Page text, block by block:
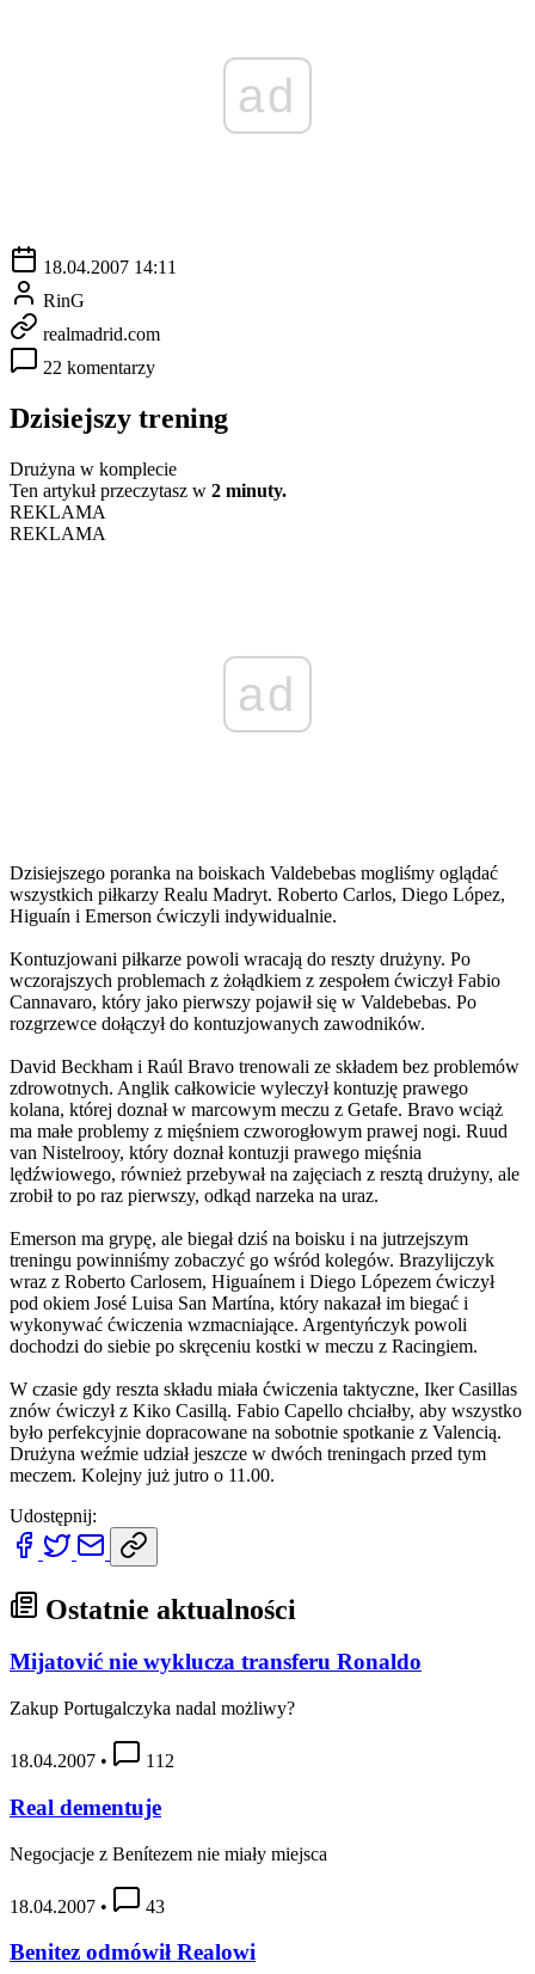
ad
18.04.2007 14:11
RinG
realmadrid.com
22 komentarzy
Dzisiejszy trening
Drużyna w komplecie
Ten artykuł przeczytasz w 2 minuty.
REKLAMA
REKLAMA
ad
Dzisiejszego poranka na boiskach Valdebebas mogliśmy oglądać
wszystkich piłkarzy Realu Madryt. Roberto Carlos, Diego López,
Higuaín i Emerson ćwiczyli indywidualnie.
Kontuzjowani piłkarze powoli wracają do reszty drużyny. Po
wczorajszych problemach z żołądkiem z zespołem ćwiczył Fabio
Cannavaro, który jako pierwszy pojawił się w Valdebebas. Po
rozgrzewce dołączył do kontuzjowanych zawodników.
David Beckham i Raúl Bravo trenowali ze składem bez problemów
zdrowotnych. Anglik całkowicie wyleczył kontuzję prawego
kolana, której doznał w marcowym meczu z Getafe. Bravo wciąż
ma małe problemy z mięśniem czworogłowym prawej nogi. Ruud
van Nistelrooy, który doznał kontuzji prawego mięśnia
lędźwiowego, również przebywał na zajęciach z resztą drużyny, ale
zrobił to po raz pierwszy, odkąd narzeka na uraz.
Emerson ma grypę, ale biegał dziś na boisku i na jutrzejszym
treningu powinniśmy zobaczyć go wśród kolegów. Brazylijczyk
wraz z Roberto Carlosem, Higuaínem i Diego Lópezem ćwiczył
pod okiem José Luisa San Martína, który nakazał im biegać i
wykonywać ćwiczenia wzmacniające. Argentyńczyk powoli
dochodzi do siebie po skręceniu kostki w meczu z Racingiem.
W czasie gdy reszta składu miała ćwiczenia taktyczne, Iker Casillas
znów ćwiczył z Kiko Casillą. Fabio Capello chciałby, aby wszystko
było perfekcyjnie dopracowane na sobotnie spotkanie z Valencią.
Drużyna weźmie udział jeszcze w dwóch treningach przed tym
meczem. Kolejny już jutro o 11.00.
Udostępnij:
Ostatnie aktualności
Mijatović nie wyklucza transferu Ronaldo
Zakup Portugalczyka nadal możliwy?
18.04.2007 • 112
Real dementuje
Negocjacje z Benítezem nie miały miejsca
18.04.2007 • 43
Benitez odmówił Realowi